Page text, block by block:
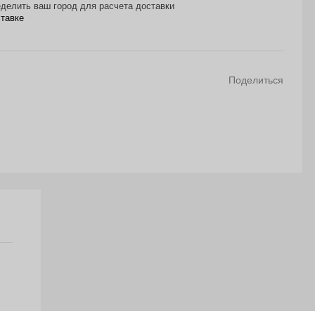
ваш город для расчета доставки
Поделиться